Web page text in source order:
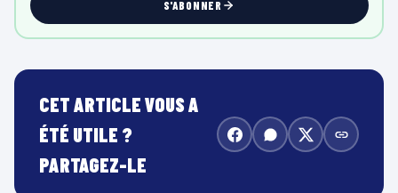
S'ABONNER
CET ARTICLE VOUS A
ÉTÉ UTILE ?
PARTAGEZ-LE